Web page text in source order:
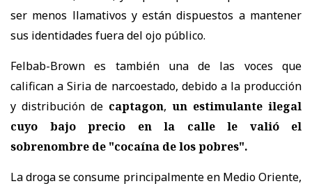
ser menos llamativos y están dispuestos a mantener
sus identidades fuera del ojo público.
Felbab-Brown es también
una de las voces que
califican a Siria de narcoestado, debido a la producción
y distribución de captagon, un estimulante ilegal
cuyo bajo precio en la calle le valió el
sobrenombre de "cocaína de los pobres".
La droga se consume principalmente en Medio Oriente,